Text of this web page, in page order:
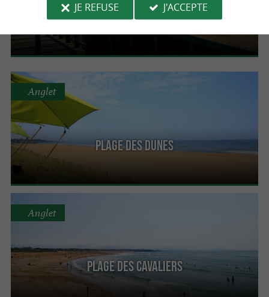
Plage de l'Océan
Plage des dunes
Anglet
Plage des Cavaliers
Anglet
JE REFUSE
J'ACCEPTE